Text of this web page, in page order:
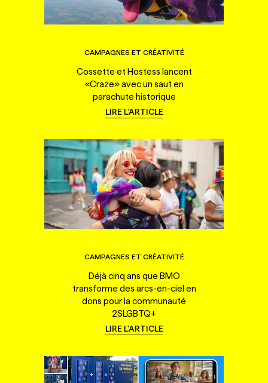
CAMPAGNES ET CRÉATIVITÉ
Cossette et Hostess lancent
«Craze» avec un saut en
parachute historique
LIRE L'ARTICLE
CAMPAGNES ET CRÉATIVITÉ
Déjà cinq ans que BMO
transforme des arcs-en-ciel en
dons pour la communauté
2SLGBTQ+
LIRE L'ARTICLE